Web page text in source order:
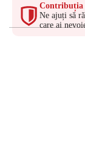
Contribuția
Ne ajuți să
care ai